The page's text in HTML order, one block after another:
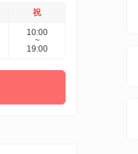
祝
10:00
~
19:00